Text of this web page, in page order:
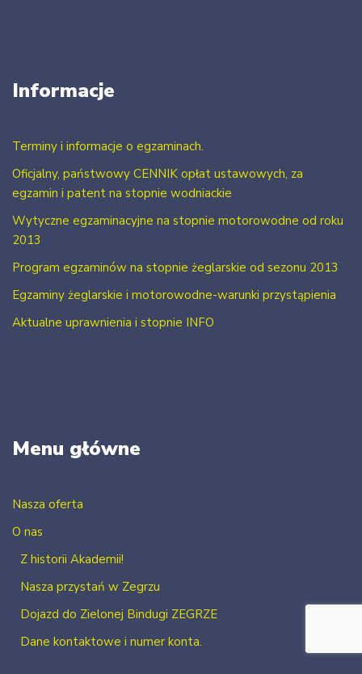
Informacje
Terminy i informacje o egzaminach.
Oficjalny, państwowy CENNIK opłat ustawowych, za
egzamin i patent na stopnie wodniackie
Wytyczne egzaminacyjne na stopnie motorowodne od roku
2013
Program egzaminów na stopnie żeglarskie od sezonu 2013
Egzaminy żeglarskie i motorowodne-warunki przystąpienia
Aktualne uprawnienia i stopnie INFO
Menu główne
Nasza oferta
O nas
Z historii Akademii!
Nasza przystań w Zegrzu
Dojazd do Zielonej Bindugi ZEGRZE
Dane kontaktowe i numer konta.